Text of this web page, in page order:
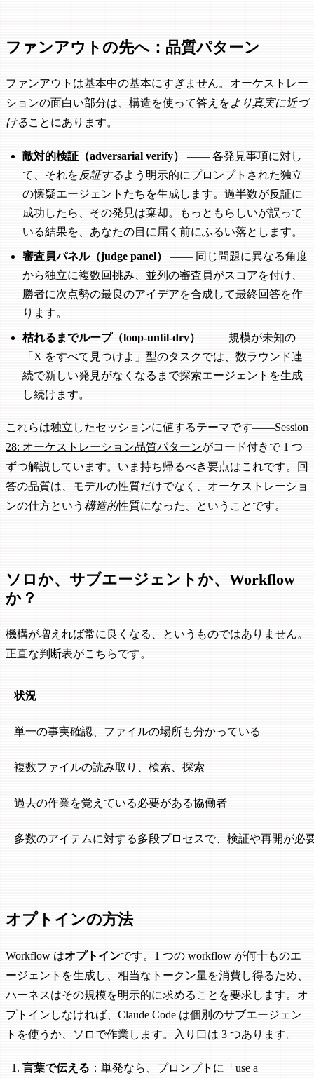
ファンアウトの先へ：品質パターン
ファンアウトは基本中の基本にすぎません。オーケストレー
ションの面白い部分は、構造を使って答えをより真実に近づ
けることにあります。
敵対的検証（adversarial verify）
—— 各発見事項に対し
て、それを反証するよう明示的にプロンプトされた独立
の懐疑エージェントたちを生成します。過半数が反証に
成功したら、その発見は棄却。もっともらしいが誤って
いる結果を、あなたの目に届く前にふるい落とします。
審査員パネル（judge panel）
—— 同じ問題に異なる角度
から独立に複数回挑み、並列の審査員がスコアを付け、
勝者に次点勢の最良のアイデアを合成して最終回答を作
ります。
枯れるまでループ（loop-until-dry）
—— 規模が未知の
「X をすべて見つけよ」型のタスクでは、数ラウンド連
続で新しい発見がなくなるまで探索エージェントを生成
し続けます。
これらは独立したセッションに値するテーマです——Session
28: オーケストレーション品質パターンがコード付きで 1 つ
ずつ解説しています。いま持ち帰るべき要点はこれです。回
答の品質は、モデルの性質だけでなく、オーケストレーショ
ンの仕方という 構造的性質になった、ということです。
ソロか、サブエージェントか、Workflow
か？
機構が増えれば常に良くなる、というものではありません。
正直な判断表がこちらです。
状況
単一の事実確認、ファイルの場所も分かっている
複数ファイルの読み取り、検索、探索
過去の作業を覚えている必要がある協働者
多数のアイテムに対する多段プロセスで、検証や再開が必
オプトインの方法
Workflow はオプトインです。1 つの workflow が何十ものエ
ージェントを生成し、相当なトークン量を消費し得るため、
ハーネスはその規模を明示的に求めることを要求します。オ
プトインしなければ、Claude Code は個別のサブエージェン
トを使うか、ソロで作業します。入り口は 3 つあります。
言葉で伝える ：単発なら、プロンプトに「use a